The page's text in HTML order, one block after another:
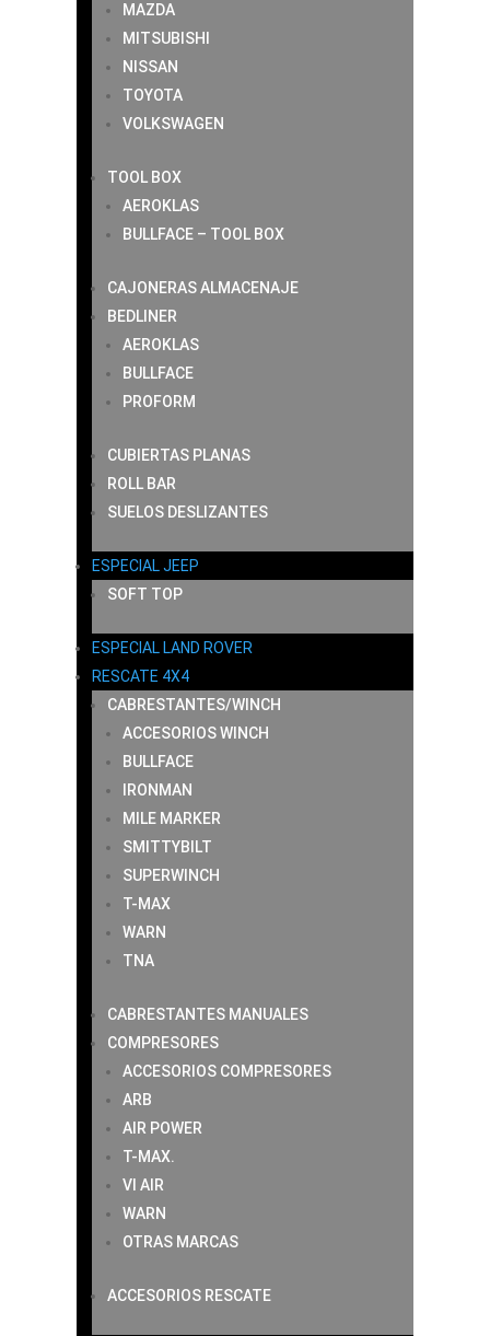
MAZDA
MITSUBISHI
NISSAN
TOYOTA
VOLKSWAGEN
TOOL BOX
AEROKLAS
BULLFACE – TOOL BOX
CAJONERAS ALMACENAJE
BEDLINER
AEROKLAS
BULLFACE
PROFORM
CUBIERTAS PLANAS
ROLL BAR
SUELOS DESLIZANTES
ESPECIAL JEEP
SOFT TOP
ESPECIAL LAND ROVER
RESCATE 4X4
CABRESTANTES/WINCH
ACCESORIOS WINCH
BULLFACE
IRONMAN
MILE MARKER
SMITTYBILT
SUPERWINCH
T-MAX
WARN
TNA
CABRESTANTES MANUALES
COMPRESORES
ACCESORIOS COMPRESORES
ARB
AIR POWER
T-MAX.
VI AIR
WARN
OTRAS MARCAS
ACCESORIOS RESCATE